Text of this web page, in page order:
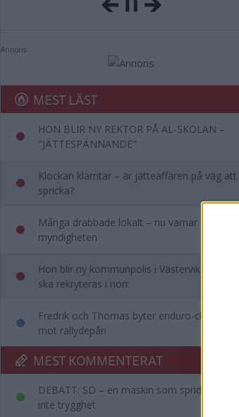
Annons:
MEST LÄST
HON BLIR NY REKTOR PÅ AL-SKOLAN –
"JÄTTESPÄNNANDE"
Klockan klämtar – är jätteaffären på väg att
spricka?
Många drabbade lokalt – nu varnar
myndigheten
Hon blir ny kommunpolis i Västervik – ny chef
ska rekryteras i norr
Fredrik och Thomas byter enduro-chefandet
mot rallydepån
MEST KOMMENTERAT
DEBATT: SD – en maskin som sprider rädsla,
inte trygghet